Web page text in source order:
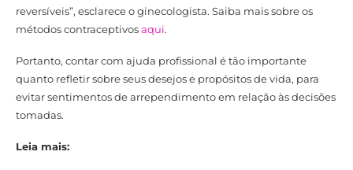
reversíveis”, esclarece o ginecologista. Saiba mais sobre os
métodos contraceptivosaqui.
Portanto, contar com ajuda profissional é tão importante
quanto refletir sobre seus desejos e propósitos de vida, para
evitar sentimentos de arrependimento em relação às decisões
tomadas.
Leia mais: